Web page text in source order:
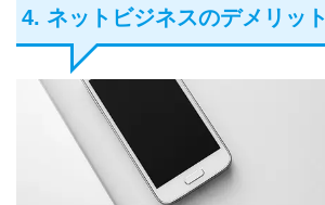
4. ネットビジネスのデメリット